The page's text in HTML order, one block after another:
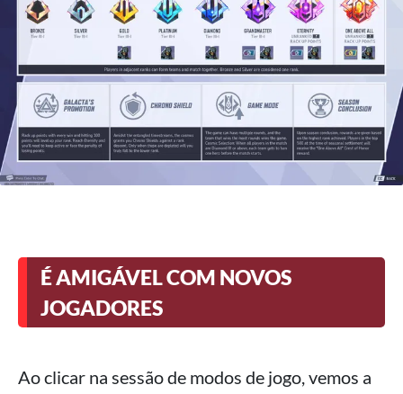
É AMIGÁVEL COM NOVOS
JOGADORES
Ao clicar na sessão de modos de jogo, vemos a